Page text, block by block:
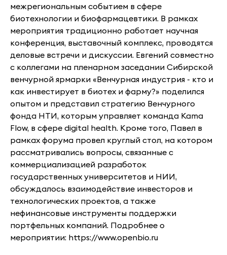
межрегиональным событием в сфере
биотехнологии и биофармацевтики. В рамках
мероприятия традиционно работает научная
конференция, выставочный комплекс, проводятся
деловые встречи и дискуссии. Евгений совместно
с коллегами на пленарном заседании Сибирской
венчурной ярмарки «Венчурная индустрия - кто и
как инвестирует в биотех и фарму?» поделился
опытом и представил стратегию Венчурного
фонда НТИ, которым управляет команда Kama
Flow, в сфере digital health. Кроме того, Павел в
рамках форума провел круглый стол, на котором
рассматривались вопросы, связанные с
коммерциализацией разработок
государственных университетов и НИИ,
обсуждалось взаимодействие инвесторов и
технологических проектов, а также
нефинансовые инструменты поддержки
портфельных компаний. Подробнее о
мероприятии: https://www.openbio.ru